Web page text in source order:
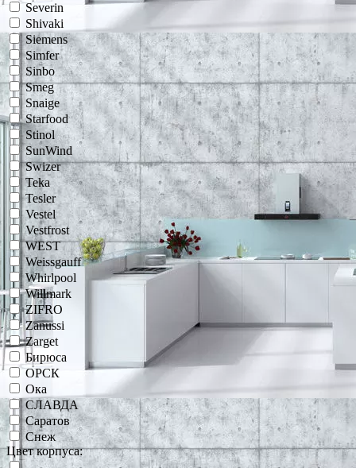
Severin
Shivaki
Siemens
Simfer
Sinbo
Smeg
Snaige
Starfood
Stinol
SunWind
Swizer
Teka
Tesler
Vestel
Vestfrost
WEST
Weissgauff
Whirlpool
Willmark
ZIFRO
Zanussi
Zarget
Бирюса
ОРСК
Ока
СЛАВДА
Саратов
Снеж
Цвет корпуса: